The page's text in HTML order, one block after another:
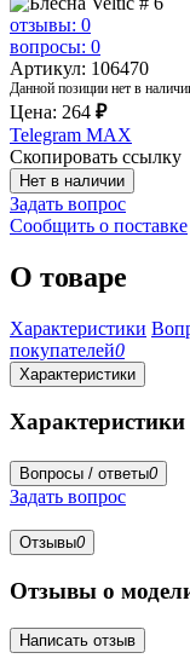
отзывы: 0
вопросы: 0
Артикул: 106470
Данной позиции нет в
Цена: 264 ₽
Telegram MAX
Скопировать ссылку
Нет в наличии
Задать вопрос
Сообщить о поставке
О товаре
Характеристики
покупателей0
Характеристики
Характеристики
Вопросы / ответы0
Задать вопрос
Отзывы0
Отзывы о
Написать отзыв